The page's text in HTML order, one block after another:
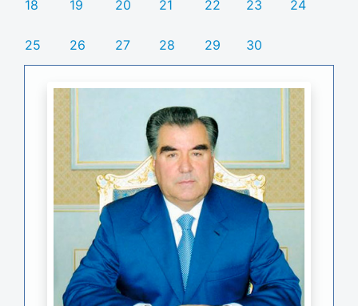
18 19 20 21 22 23 24
25 26 27 28 29 30